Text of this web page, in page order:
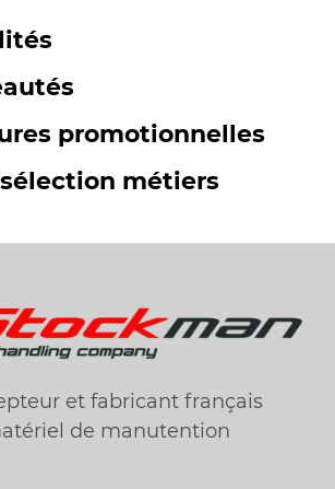
promotionnelles
métiers
et fabricant français
de manutention